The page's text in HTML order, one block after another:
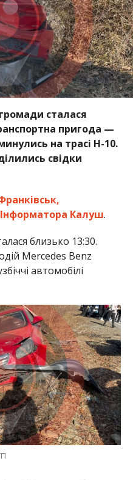
сталася
пригода —
на трасі Н-10.
свідки
Калуш.
близько 13:30.
Mercedes Benz
автомобілі